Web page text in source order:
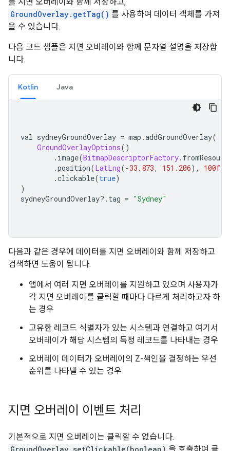
를 지면 오버레이와 함께 저장하고,
GroundOverlay.getTag() 를 사용하여 데이터 객체를 가져
올 수 있습니다.
다음 코드 샘플은 지면 오버레이와 함께 문자열 설명을 저장합
니다.
Kotlin Java
val sydneyGroundOverlay = map .addGroundOverlay(
GroundOverlayOptions()
. image(BitmapDescriptorFactory.
.position(LatLng(-33.873, 151.206), 100f
.clickable(true)
)
sydneyGroundOverlay?. tag = "Sydney"
다음과 같은 경우에 데이터를 지면 오버레이와 함께 저장하고
검색하면 도움이 됩니다.
앱에서 여러 지면 오버레이를 지원하고 있으며 사용자가
각 지면 오버레이를 클릭할 때마다 다르게 처리하고자 하
는 경우
고유한 레코드 식별자가 있는 시스템과 연결하고 여기서
오버레이가 해당 시스템의 특정 레코드를 나타내는 경우
오버레이 데이터가 오버레이의 Z-색인을 결정하는 우선
순위를 나타낼 수 있는 경우
지면 오버레이 이벤트 처리
기본적으로 지면 오버레이는 클릭할 수 없습니다.